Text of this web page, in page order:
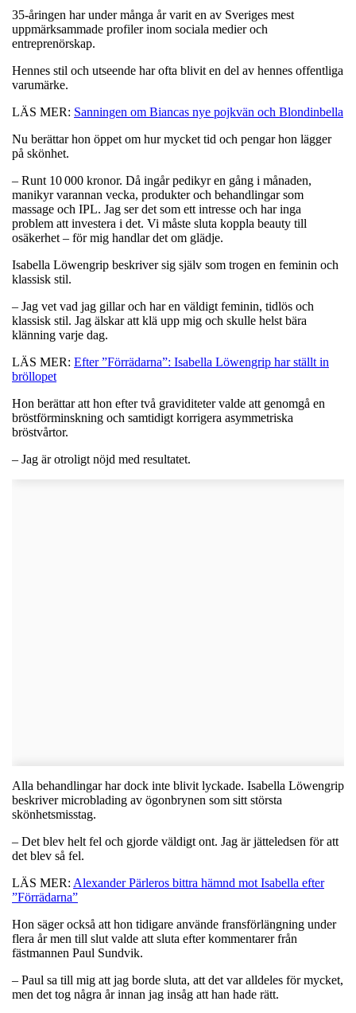
35-åringen har under många år varit en av Sveriges mest
uppmärksammade profiler inom sociala medier och
entreprenörskap.
Hennes stil och utseende har ofta blivit en del av hennes offentliga
varumärke.
LÄS MER: Sanningen om Biancas nye pojkvän och Blondinbella
Nu berättar hon öppet om hur mycket tid och pengar hon lägger
på skönhet.
– Runt 10 000 kronor. Då ingår pedikyr en gång i månaden,
manikyr varannan vecka, produkter och behandlingar som
massage och IPL. Jag ser det som ett intresse och har inga
problem att investera i det. Vi måste sluta koppla beauty till
osäkerhet – för mig handlar det om glädje.
Isabella Löwengrip beskriver sig själv som trogen en feminin och
klassisk stil.
– Jag vet vad jag gillar och har en väldigt feminin, tidlös och
klassisk stil. Jag älskar att klä upp mig och skulle helst bära
klänning varje dag.
LÄS MER: Efter ”Förrädarna”: Isabella Löwengrip har ställt in
bröllopet
Hon berättar att hon efter två graviditeter valde att genomgå en
bröstförminskning och samtidigt korrigera asymmetriska
bröstvårtor.
– Jag är otroligt nöjd med resultatet.
Alla behandlingar har dock inte blivit lyckade. Isabella Löwengrip
beskriver microblading av ögonbrynen som sitt största
skönhetsmisstag.
– Det blev helt fel och gjorde väldigt ont. Jag är jätteledsen för att
det blev så fel.
LÄS MER: Alexander Pärleros bittra hämnd mot Isabella efter
”Förrädarna”
Hon säger också att hon tidigare använde fransförlängning under
flera år men till slut valde att sluta efter kommentarer från
fästmannen Paul Sundvik.
– Paul sa till mig att jag borde sluta, att det var alldeles för mycket,
men det tog några år innan jag insåg att han hade rätt.